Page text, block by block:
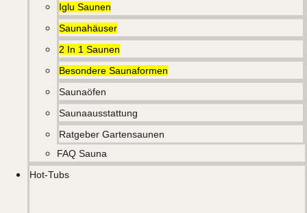
Iglu Saunen
Saunahäuser
2 In 1 Saunen
Besondere Saunaformen
Saunaöfen
Saunaausstattung
Ratgeber Gartensaunen
FAQ Sauna
Hot-Tubs